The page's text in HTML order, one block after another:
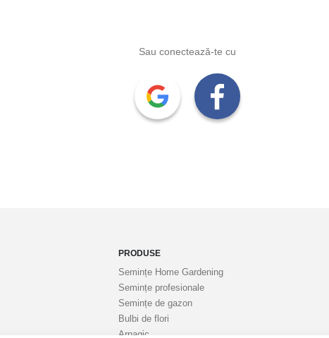
Sau conectează-te cu
PRODUSE
Semințe Home Gardening
Semințe profesionale
Semințe de gazon
Bulbi de flori
Arpagic